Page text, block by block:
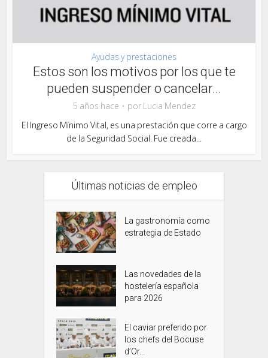
Ayudas y prestaciones
Estos son los motivos por los que te
pueden suspender o cancelar...
5 años hace por Lucia Mendez
El Ingreso Mínimo Vital, es una prestación que corre a cargo
de la Seguridad Social. Fue creada...
Últimas noticias de empleo
La gastronomía como
estrategia de Estado
Las novedades de la
hostelería española
para 2026
El caviar preferido por
los chefs del Bocuse
d’Or...